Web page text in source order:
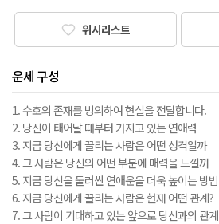
위시리스트
운세 구성
1. 수호의 존재를 빙의하여 현실을 전달합니다.
2. 당신이 태어날 때부터 가지고 있는 연애력
3. 지금 당신에게 끌리는 사람은 어떤 성격일까
4. 그 사람은 당신의 어떤 부분에 매력을 느낄까
5. 지금 당신을 둘러싼 연애운을 더욱 높이는 방법
6. 지금 당신에게 끌리는 사람은 현재 어떤 관계?
7. 그 사람이 기대하고 있는 앞으로 당신과의 관계